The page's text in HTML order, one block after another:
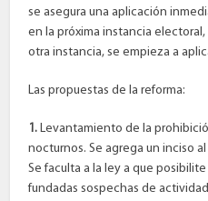
se asegura una aplicación
en la próxima instancia
otra instancia, se empieza a
Las propuestas de la reforma:
1. Levantamiento de la
nocturnos. Se agrega un inciso
Se faculta a la ley a que
fundadas sospechas de